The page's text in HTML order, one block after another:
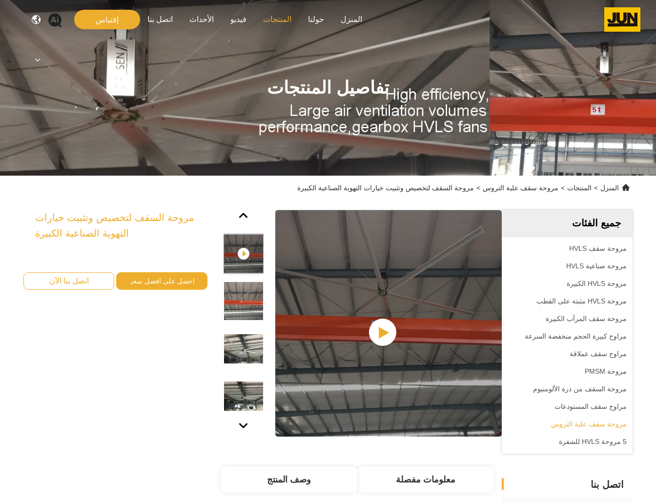
المنزل حولنا المنتجات فيديو الأحداث اتصل بنا إقتباس
تفاصيل المنتجات
المنزل > المنتجات > مروحة سقف علبة التروس > مروحة السقف لتخصيص وتثبيت خيارات التهوية الصناعية الكبيرة
جميع الفئات
مروحة سقف HVLS
مروحة صناعية HVLS
مروحة HVLS الكبيرة
مروحة HVLS مثبتة على القطب
مروحة سقف المرآب الكبيرة
مراوح كبيرة الحجم منخفضة السرعة
مراوح سقف عملاقة
مروحة PMSM
مروحة السقف من ذرة الألومنيوم
مراوح سقف المستودعات
مروحة سقف علبة التروس
5 مروحة HVLS للشفرة
اتصل بنا
مروحة السقف لتخصيص وتثبيت خيارات
التهوية الصناعية الكبيرة
احصل على أفضل سعر اتصل بنا الآن
معلومات مفصلة وصف المنتج